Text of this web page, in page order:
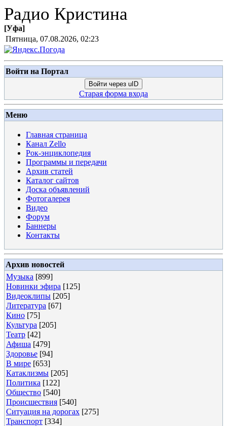
Радио Кристина
[Уфа]
Пятница, 07.08.2026, 02:23
Войти на Портал
Войти через uID
Старая форма входа
Меню
Главная страница
Канал Zello
Рок-энциклопедия
Программы и передачи
Архив статей
Каталог сайтов
Доска объявлений
Фотогалерея
Видео
Форум
Баннеры
Контакты
Архив новостей
Музыка [899]
Новинки эфира [125]
Видеоклипы [205]
Литература [67]
Кино [75]
Культура [205]
Театр [42]
Афиша [479]
Здоровье [94]
В мире [653]
Катаклизмы [205]
Политика [122]
Общество [540]
Происшествия [540]
Ситуация на дорогах [275]
Транспорт [334]